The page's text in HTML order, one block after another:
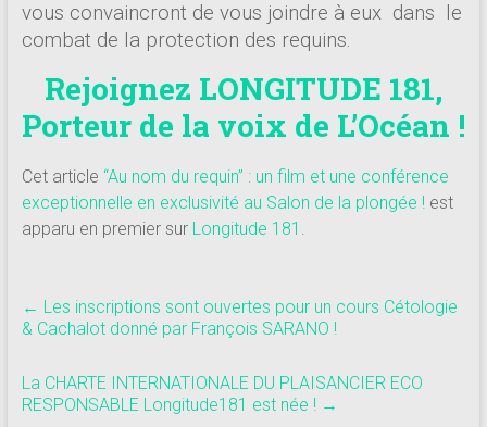
vous convaincront de vous joindre à eux dans le
combat de la protection des requins.
Rejoignez LONGITUDE 181,
Porteur de la voix de L’Océan !
Cet article “Au nom du requin” : un film et une conférence
exceptionnelle en exclusivité au Salon de la plongée !est
apparu en premier sur Longitude 181 .
← Les inscriptions sont ouvertes pour un cours Cétologie
& Cachalot donné par François SARANO !
La CHARTE INTERNATIONALE DU PLAISANCIER ECO
RESPONSABLE Longitude181 est née ! →